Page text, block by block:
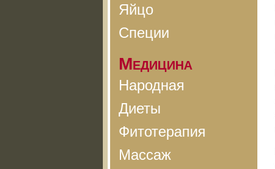
Яйцо
Специи
Медицина
Народная
Диеты
Фитотерапия
Массаж